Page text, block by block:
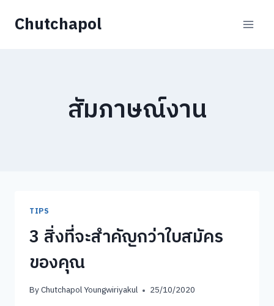
Chutchapol
สัมภาษณ์งาน
TIPS
3 สิ่งที่จะสำคัญกว่าใบสมัคร
ของคุณ
ByChutchapol Youngwiriyakul 25/10/2020